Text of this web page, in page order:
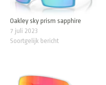
Oakley sky prism sapphire
7 juli 2023
Soortgelijk bericht